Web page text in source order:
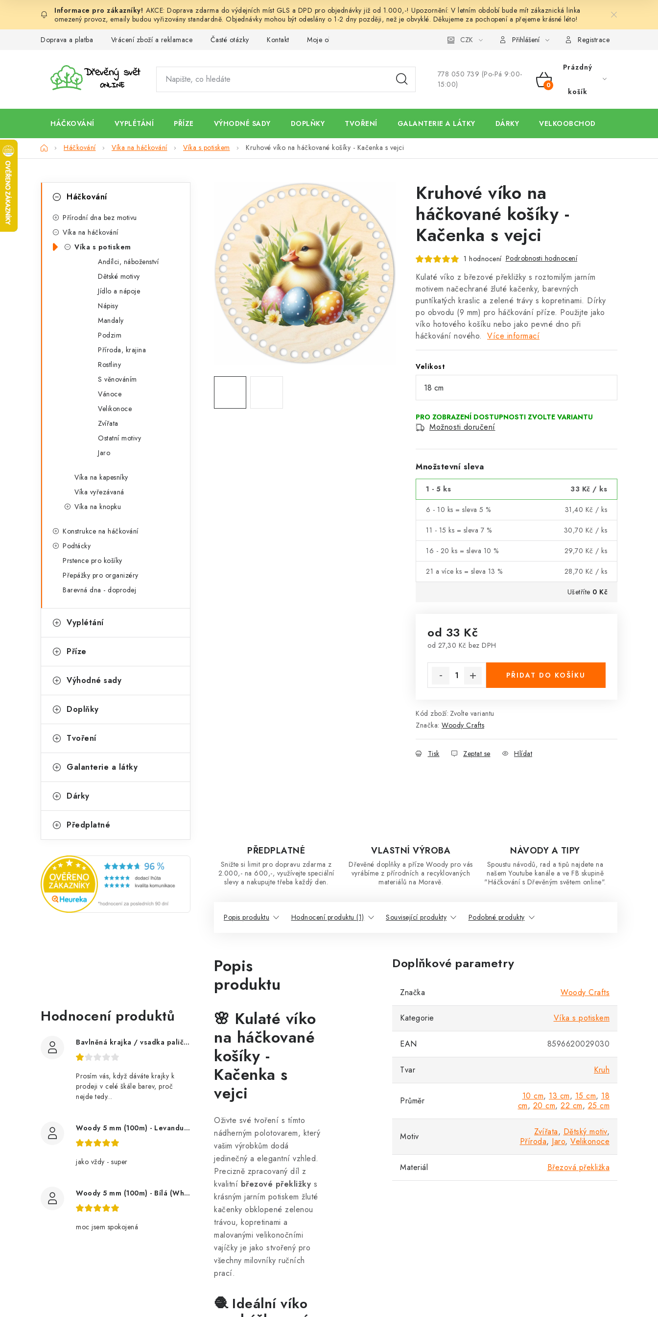
obsah
AKCE: Doprava zdarma do výdejních míst GLS a DPD pro objednávky již od 1.000,-! Upozornění: V letním období bude mít zákaznická linka
omezený provoz, emaily budou vyřizovány standardně. Objednávky mohou být odeslány o 1-2 dny později, než je obvyklé. Děkujeme za pochopení a přejeme krásné léto!
Doprava a platba Vrácení zboží a reklamace Časté otázky Kontakt Moje objednávka Ochrana osobních údajů Hodnocení obchodu
CZK Přihlášení Registrace
778 050 739 (Po-Pá 9:00-
15:00)
NÁKUPNÍ
Prázdný
košík
HÁČKOVÁNÍ VYPLÉTÁNÍ PŘÍZE VÝHODNÉ SADY DOPLŇKY TVOŘENÍ GALANTERIE A LÁTKY DÁRKY VELKOOBCHOD
DomůHáčkování Víka na háčkování Víka s potiskem Kruhové víko na háčkované košíky - Kačenka s vejci
kategorieHáčkování
Přírodní dna bez motivu
Víka na háčkování
Víka s potiskem
Andílci, náboženství
Dětské motivy
Jídlo a nápoje
Nápisy
Mandaly
Podzim
Příroda, krajina
Rostliny
S věnováním
Vánoce
Velikonoce
Zvířata
Ostatní motivy
Jaro
Víka na kapesníky
Víka vyřezávaná
Víka na knopku
Konstrukce na háčkování
Podtácky
Prstence pro košíky
Přepážky pro organizéry
Barevná dna - doprodej
Vyplétání
Příze
Výhodné sady
Doplňky
Tvoření
Galanterie a látky
Dárky
Předplatné
Hodnocení produktů
Bavlněná krajka / vsadka paličkovaná šíře 60 mm
Prosím vás, když dáváte krajky k
prodeji v celé škále barev, proč
nejde tedy...
Woody 5 mm (100m) - Levandule (Lavender)
jako vždy - super
Woody 5 mm (100m) - Bílá (White)
moc jsem spokojená
Kruhové víko na
háčkované košíky -
Kačenka s vejci
1 hodnocení Podrobnosti hodnocení
Kulaté víko z březové překližky s roztomilým jarním
motivem načechrané žluté kačenky, barevných
puntíkatých kraslic a zelené trávy s kopretinami. Dírky
po obvodu (9 mm) pro háčkování příze. Použijte jako
víko hotového košíku nebo jako pevné dno při
háčkování nového. Více informací
Velikost
Možnosti doručení
Množstevní sleva
1 - 5 ks 33 Kč / ks
6 - 10 ks = sleva 5 % 31,40 Kč / ks
11 - 15 ks = sleva 7 % 30,70 Kč / ks
16 - 20 ks = sleva 10 % 29,70 Kč / ks
21 a více ks = sleva 13 % 28,70 Kč / ks
Ušetříte 0 Kč
od 33 Kč
od 27,30 Kč bez DPH
PŘIDAT DO KOŠÍKU
Kód zboží: Zvolte variantu
Značka: Woody Crafts
Tisk Zeptat se Hlídat
PŘEDPLATNÉ
Snižte si limit pro dopravu zdarma z
2.000,- na 600,-, využívejte speciální
slevy a nakupujte třeba každý den.
VLASTNÍ VÝROBA
Dřevěné doplňky a příze Woody pro vás
vyrábíme z přírodních a recyklovaných
materiálů na Moravě.
NÁVODY A TIPY
Spoustu návodů, rad a tipů najdete na
našem Youtube kanále a ve FB skupině
"Háčkování s Dřevěným světem online".
Popis produktu Hodnocení produktu (1) Související produkty Podobné produkty
Popis
produktu
🌸 Kulaté víko
na háčkované
košíky -
Kačenka s
vejci
Oživte své tvoření s tímto
nádherným polotovarem, který
vašim výrobkům dodá
jedinečný a elegantní vzhled.
Precizně zpracovaný díl z
kvalitní březové překližky s
krásným jarním potiskem žluté
kačenky obklopené zelenou
trávou, kopretinami a
malovanými velikonočními
vajíčky je jako stvořený pro
všechny milovníky ručních
prací.
🧶 Ideální víko
Doplňkové parametry
Značka Woody Crafts
Kategorie Víka s potiskem
EAN 8596620029030
Tvar Kruh
Průměr 10 cm, 13 cm, 15 cm, 18
cm, 20 cm, 22 cm, 25 cm
Motiv Zvířata, Dětský motiv,
Příroda, Jaro, Velikonoce
Materiál Březová překližka